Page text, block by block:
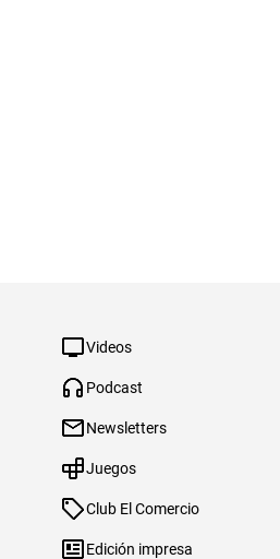
Videos
Podcast
Newsletters
Juegos
Club El Comercio
Edición impresa